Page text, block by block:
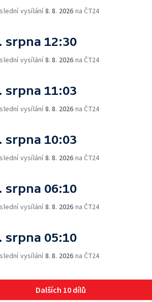
vysílání8. 8. 2026 na ČT24
srpna 12:30
vysílání8. 8. 2026 na ČT24
srpna 11:03
vysílání8. 8. 2026 na ČT24
srpna 10:03
vysílání8. 8. 2026 na ČT24
srpna 06:10
vysílání8. 8. 2026 na ČT24
srpna 05:10
vysílání8. 8. 2026 na ČT24
Dalších 10 dílů